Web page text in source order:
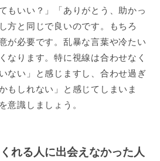
もいい？」「ありがとう、助かっ
方と同じで良いのです。もちろ
が必要です。乱暴な言葉や冷たい
なります。特に視線は合わせなく
ない」と感じますし、合わせ過ぎ
もしれない」と感じてしまいま
意識しましょう。
れる人に出会えなかった人